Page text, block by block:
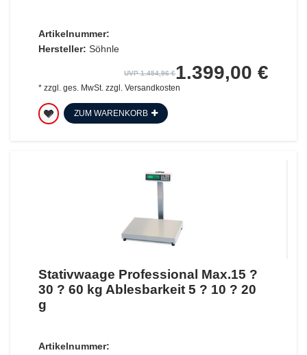
Artikelnummer:
Hersteller: Söhnle
UVP 1.454,96 €1.399,00 €
* zzgl. ges. MwSt. zzgl. Versandkosten
ZUM WARENKORB
Stativwaage Professional Max.15 ?
30 ? 60 kg Ablesbarkeit 5 ? 10 ? 20
g
Artikelnummer: